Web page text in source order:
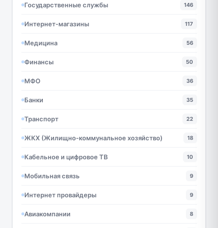
Государственные службы 146
Интернет-магазины 117
Медицина 56
Финансы 50
МФО 36
Банки 35
Транспорт 22
ЖКХ (Жилищно-коммунальное хозяйство) 18
Кабельное и цифровое ТВ 10
Мобильная связь 9
Интернет провайдеры 9
Авиакомпании 8